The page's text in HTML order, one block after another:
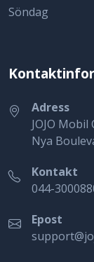
Söndag
Adress
JOJO Mobil
Nya
Kontakt
044-
Epost